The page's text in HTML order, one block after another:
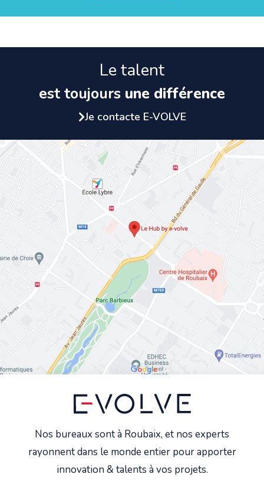
Le talent
est toujours une différence
Je contacte E-VOLVE
Nos bureaux sont à Roubaix, et nos experts
rayonnent dans le monde entier pour apporter
innovation & talents à vos projets.